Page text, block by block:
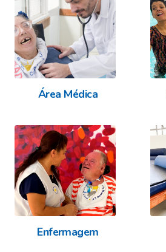
Área Médica
Enfermagem